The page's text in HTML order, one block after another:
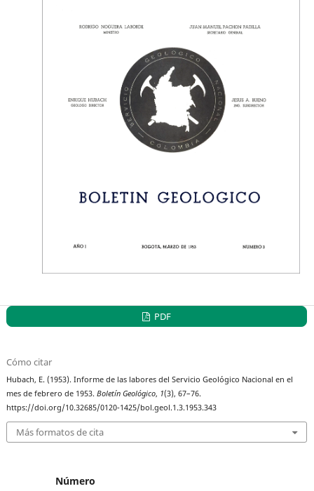
PDF
Cómo citar
Hubach, E. (1953). Informe de las labores del Servicio Geológico Nacional en el
mes de febrero de 1953.Boletín Geológico, 1(3), 67–76.
https://doi.org/10.32685/0120-1425/bol.geol.1.3.1953.343
Más formatos de cita
Número